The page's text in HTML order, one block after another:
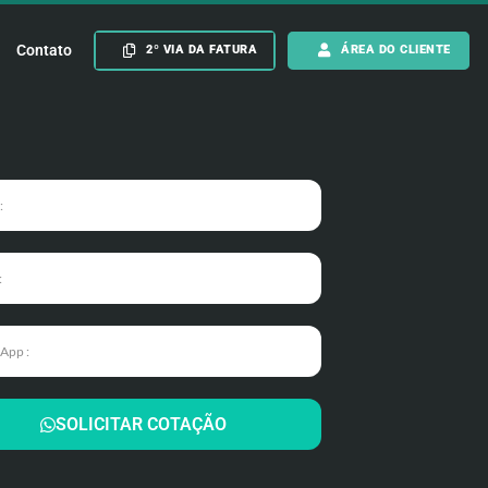
Contato 2º VIA DA FATURA ÁREA DO CLIENTE
SOLICITAR COTAÇÃO